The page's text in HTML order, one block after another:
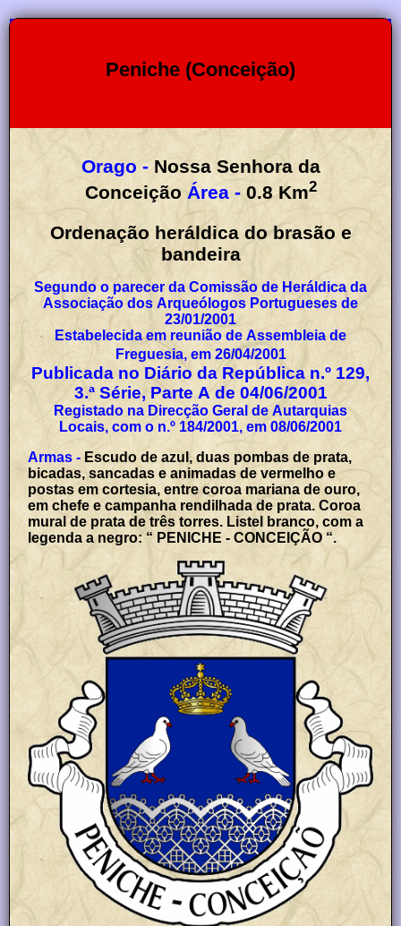
Peniche (Conceição)
Orago - Nossa Senhora da
Conceição Área - 0.8 Km2
Ordenação heráldica do brasão e
bandeira
Segundo o parecer da Comissão de Heráldica da
Associação dos Arqueólogos Portugueses de
23/01/2001
Estabelecida em reunião de Assembleia de
Freguesia, em 26/04/2001
Publicada no Diário da República n.º 129,
3.ª Série, Parte A de 04/06/2001
Registado na Direcção Geral de Autarquias
Locais, com o n.º 184/2001, em 08/06/2001
Armas - Escudo de azul, duas pombas de prata,
bicadas, sancadas e animadas de vermelho e
postas em cortesia, entre coroa mariana de ouro,
em chefe e campanha rendilhada de prata. Coroa
mural de prata de três torres. Listel branco, com a
legenda a negro: “ PENICHE - CONCEIÇÃO “.